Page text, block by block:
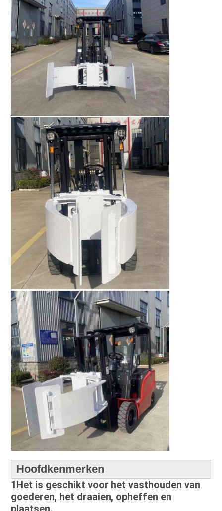
Hoofdkenmerken
1Het is geschikt voor het vasthouden van
goederen, het draaien, opheffen en
plaatsen.